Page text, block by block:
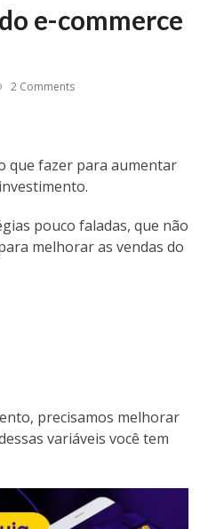
e-commerce
2 Comments
que fazer para aumentar
pouco faladas, que não
melhorar as vendas do
precisamos melhorar
variáveis você tem